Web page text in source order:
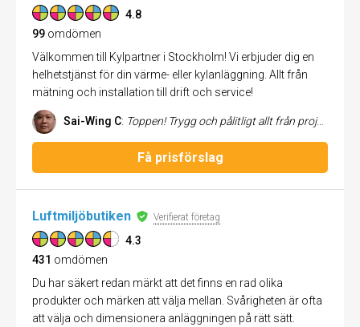
4.8
99 omdömen
Välkommen till Kylpartner i Stockholm! Vi erbjuder dig en
helhetstjänst för din värme- eller kylanläggning. Allt från
mätning och installation till drift och service!
Sai-Wing C: Toppen! Trygg och pålitligt allt från projektering, offert, beställning, kommunikation och installation. Nöjd och kyld
Få prisförslag
Luftmiljöbutiken Verifierat företag
4.3
431 omdömen
Du har säkert redan märkt att det finns en rad olika
produkter och märken att välja mellan. Svårigheten är ofta
att välja och dimensionera anläggningen på rätt sätt.